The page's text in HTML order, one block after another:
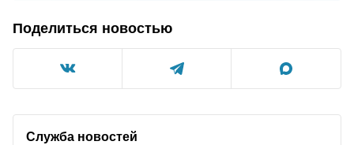
Поделиться новостью
Служба новостей